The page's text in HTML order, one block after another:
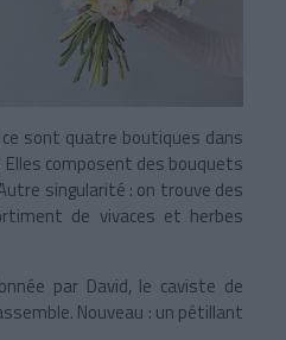
ce sont quatre boutiques dans
Elles composent des bouquets
singularité : on trouve des
de vivaces et herbes
par David, le caviste de
Nouveau : un pétillant